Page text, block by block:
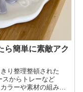
ら簡単に素敵アク
り整理整頓された
スからトレーなど
ラーや素材の組み合